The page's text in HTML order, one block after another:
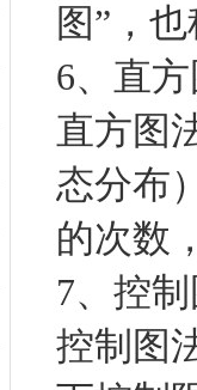
图”，
6、直
直方图
态分布
的次数
7、控
控制图